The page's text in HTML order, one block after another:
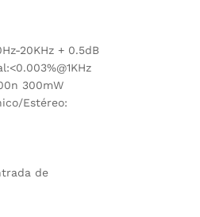
20KHz + 0.5dB
300mW
Estéreo:
de